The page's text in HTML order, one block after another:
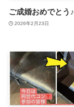
ご成婚おめでとう♪
2026年2月23日